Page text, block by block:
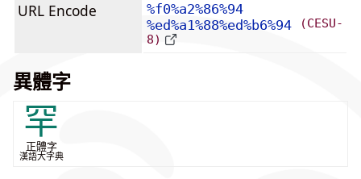
URL Encode
%f0%a2%86%94
%ed%a1%88%ed%b6%94
(CESU-
8)
異體字
罕
正體字
漢語大字典